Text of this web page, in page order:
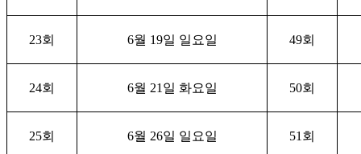
23회 6월 19일 일요일 49회
24회 6월 21 일 화요일 50회
25회 6월 26일 일요일 51 회